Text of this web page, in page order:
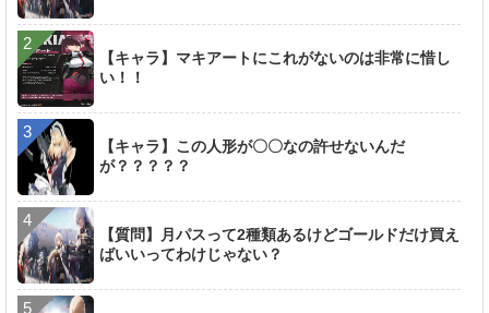
【キャラ】マキアートにこれがないのは非常に惜し
い！！
【キャラ】この人形が〇〇なの許せないんだ
が？？？？？
【質問】月パスって2種類あるけどゴールドだけ買え
ばいいってわけじゃない？